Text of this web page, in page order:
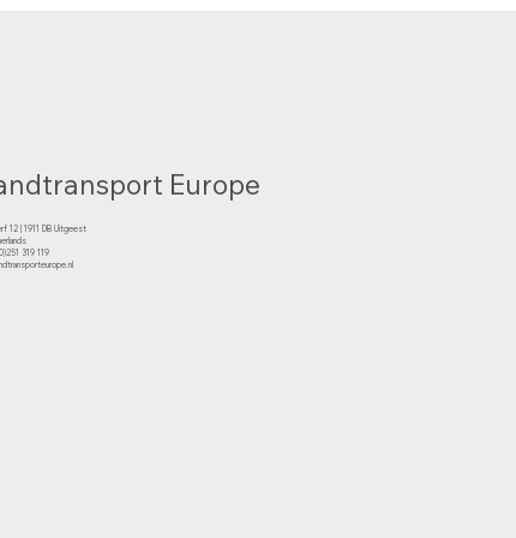
Europe
12 | 1911 DB Uitgeest
319 119